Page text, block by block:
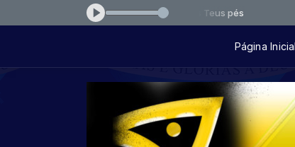
- Live Session II - Me Rendo aos Teus pés
Página Inicial